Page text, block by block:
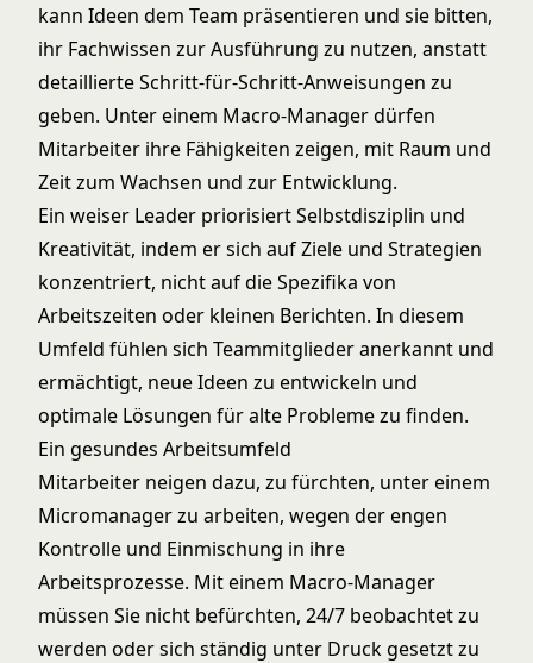
kann Ideen dem Team präsentieren und sie bitten,
ihr Fachwissen zur Ausführung zu nutzen, anstatt
detaillierte Schritt-für-Schritt-Anweisungen zu
geben. Unter einem Macro-Manager dürfen
Mitarbeiter ihre Fähigkeiten zeigen, mit Raum und
Zeit zum Wachsen und zur Entwicklung.
Ein weiser Leader priorisiert Selbstdisziplin und
Kreativität, indem er sich auf Ziele und Strategien
konzentriert, nicht auf die Spezifika von
Arbeitszeiten oder kleinen Berichten. In diesem
Umfeld fühlen sich Teammitglieder anerkannt und
ermächtigt, neue Ideen zu entwickeln und
optimale Lösungen für alte Probleme zu finden.
Ein gesundes Arbeitsumfeld
Mitarbeiter neigen dazu, zu fürchten, unter einem
Micromanager zu arbeiten, wegen der engen
Kontrolle und Einmischung in ihre
Arbeitsprozesse. Mit einem Macro-Manager
müssen Sie nicht befürchten, 24/7 beobachtet zu
werden oder sich ständig unter Druck gesetzt zu